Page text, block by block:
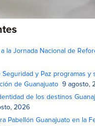
la Jornada Nacional de
Seguridad y Paz programas y
de Guanajuato
9 agosto,
de los destinos
2026
Pabellón Guanajuato en la